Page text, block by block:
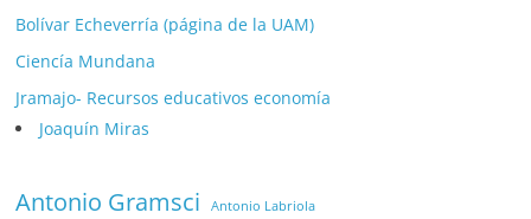
Bolívar Echeverría (página de la UAM)
Ciencía Mundana
Jramajo- Recursos educativos economía
Joaquín Miras
Antonio Gramsci Antonio Labriola